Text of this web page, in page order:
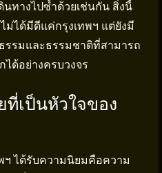
นทางไปซ้ำด้วยเช่นกัน สิ่งนี้
ม่ได้มีดีแค่กรุงเทพฯ แต่ยังมี
รมและธรรมชาติที่สามารถ
ด้อย่างครบวงจร
เป็นหัวใจของ
ฯ ได้รับความนิยมคือความ